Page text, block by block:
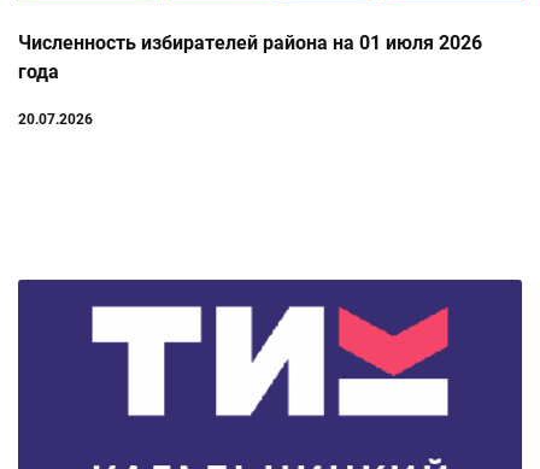
Численность избирателей района на 01 июля 2026
года
20.07.2026